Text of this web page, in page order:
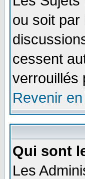
ou soit par
cessent
verrouillés
Revenir
Qui sont
Les